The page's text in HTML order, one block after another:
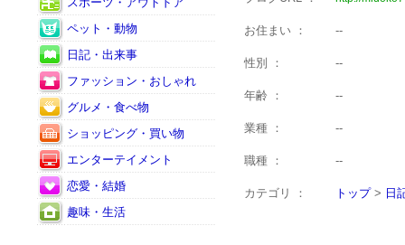
ペット・動物
日記・出来事
ファッション・おしゃれ
グルメ・食べ物
ショッピング・買い物
エンターテイメント
恋愛・結婚
趣味・生活
お住まい ： --
性別 ： --
年齢 ： --
業種 ： --
職種 ： --
カテゴリ ： トップ> 日